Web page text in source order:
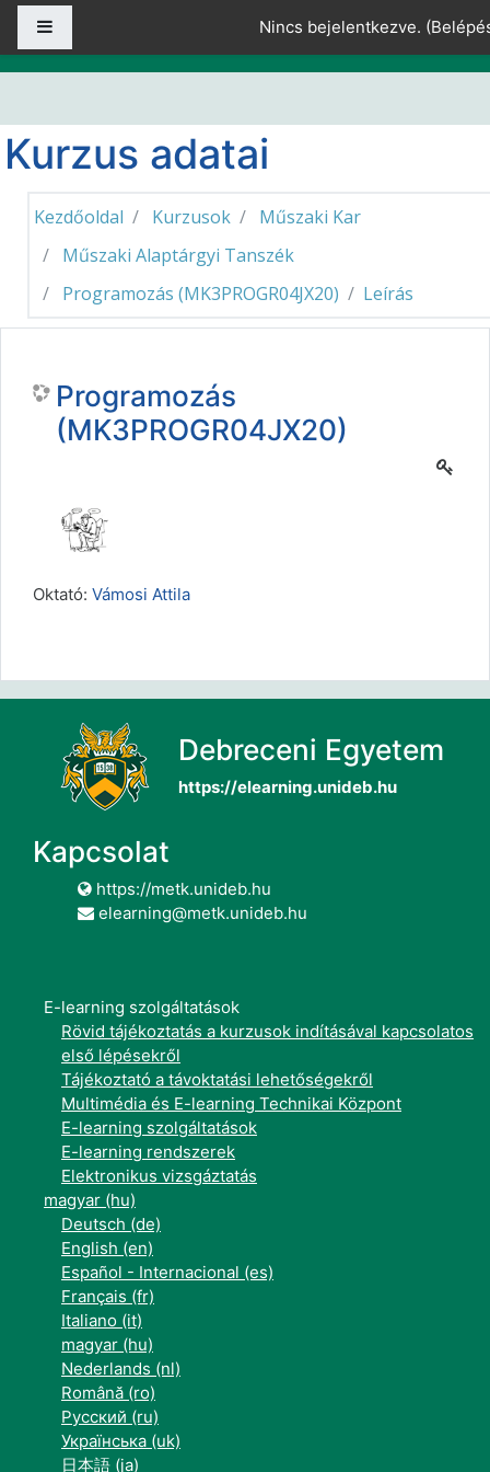
Tovább a fő tartalomhoz
Nincs bejelentkezve. (
Kurzus adatai
Kezdőoldal Kurzusok
Műszaki Kar
Műszaki Alaptárgyi Tanszék
Programozás (MK3PROGR04JX20)
Leírás
Programozás
(MK3PROGR04JX20)
Oktató: Vámosi Attila
Debreceni Egyetem
https://elearning.unideb.hu
Kapcsolat
https://metk.unideb.hu
elearning@metk.unideb.hu
E-learning szolgáltatások
Rövid tájékoztatás a kurzusok indításával kapcsolatos
első lépésekről
Tájékoztató a távoktatási lehetőségekről
Multimédia és E-learning Technikai Központ
E-learning szolgáltatások
E-learning rendszerek
Elektronikus vizsgáztatás
magyar ‎(hu)‎
Deutsch ‎(de)‎
English ‎(en)‎
Español - Internacional ‎(es)‎
Français ‎(fr)‎
Italiano ‎(it)‎
magyar ‎(hu)‎
Nederlands ‎(nl)‎
Română ‎(ro)‎
Русский ‎(ru)‎
Українська ‎(uk)‎
日本語 ‎(ja)‎